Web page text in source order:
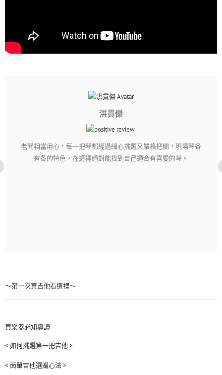
洪貫傑
老闆相當用心，每一把琴都經過細心挑選又嚴格把關，現場琴各
有各的特色，在這裡絕對能找到自己適合有喜愛的琴。
～第一次買吉他看這裡～
買樂器必知導讀
< 如何挑選第一把吉他 >
< 面單吉他選購心法 >